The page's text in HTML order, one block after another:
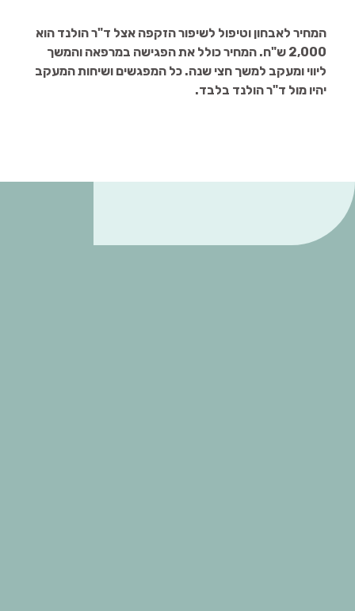
המחיר לאבחון וטיפול לשיפור הזקפה אצל ד"ר הולנד הוא
2,000 ש"ח. המחיר כולל את הפגישה במרפאה והמשך
ליווי ומעקב למשך חצי שנה. כל המפגשים ושיחות המעקב
יהיו מול ד"ר הולנד בלבד.